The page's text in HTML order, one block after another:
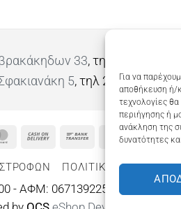
Για να
αποθήκευση ή/
τεχνολογίες
περιήγησης ή
ανάκληση της
δυνατότητες
33, τηλ 28210 91906
5, τηλ 28210 94712
MasterCard
Cash
Delivery
Google
ΠΟΛΙΤΙΚΉ ΑΠΟΡΡΉΤΟΥ
- ΑΦΜ: 067139225 ΔΟΥ:ΧΑΝΙΩΝ